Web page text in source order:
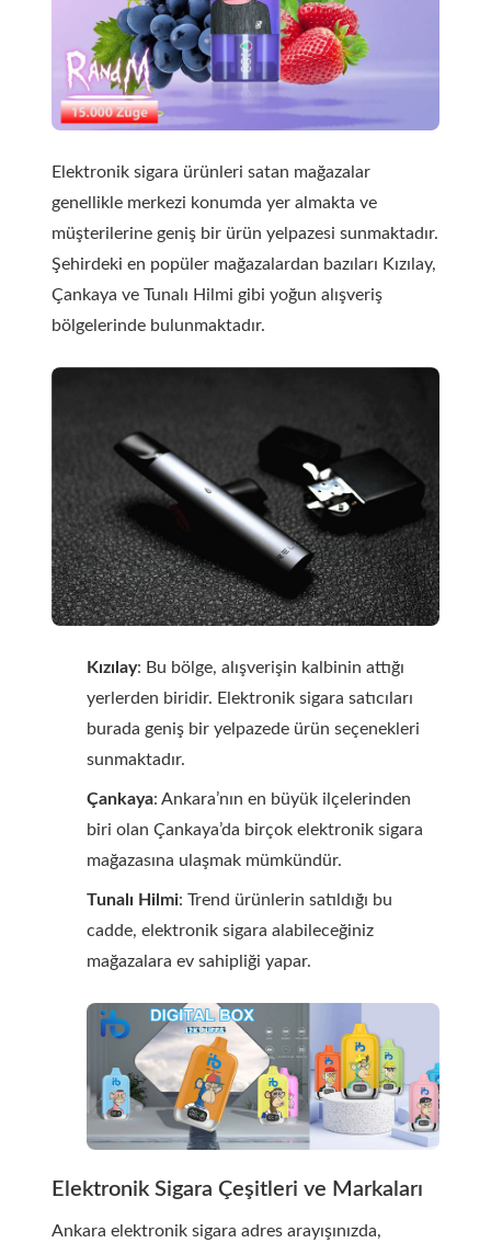
Elektronik sigara ürünleri satan mağazalar
genellikle merkezi konumda yer almakta ve
müşterilerine geniş bir ürün yelpazesi sunmaktadır.
Şehirdeki en popüler mağazalardan bazıları Kızılay,
Çankaya ve Tunalı Hilmi gibi yoğun alışveriş
bölgelerinde bulunmaktadır.
Kızılay: Bu bölge, alışverişin kalbinin attığı
yerlerden biridir. Elektronik sigara satıcıları
burada geniş bir yelpazede ürün seçenekleri
sunmaktadır.
Çankaya: Ankara’nın en büyük ilçelerinden
biri olan Çankaya’da birçok elektronik sigara
mağazasına ulaşmak mümkündür.
Tunalı Hilmi: Trend ürünlerin satıldığı bu
cadde, elektronik sigara alabileceğiniz
mağazalara ev sahipliği yapar.
Elektronik Sigara Çeşitleri ve Markaları
Ankara elektronik sigara adres arayışınızda,